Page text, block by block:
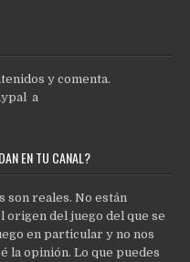
y comenta.
a
EN TU CANAL?
son reales. No están
origen del juego del que se
en particular y no nos
la opinión. Lo que puedes